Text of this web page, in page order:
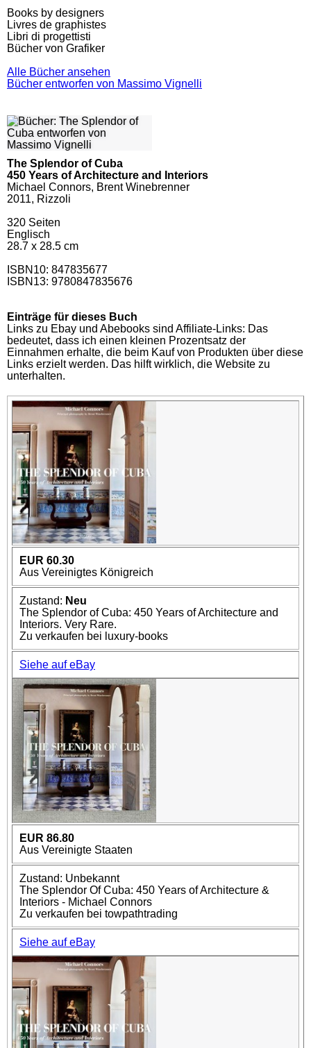
Books by designers
Livres de graphistes
Libri di progettisti
Bücher von Grafiker
Alle Bücher ansehen
Bücher entworfen von Massimo Vignelli
The Splendor of Cuba
450 Years of Architecture and Interiors
Michael Connors, Brent Winebrenner
2011, Rizzoli
320 Seiten
Englisch
28.7 x 28.5 cm
ISBN10: 847835677
ISBN13: 9780847835676
Einträge für dieses Buch
Links zu Ebay und Abebooks sind Affiliate-Links: Das
bedeutet, dass ich einen kleinen Prozentsatz der
Einnahmen erhalte, die beim Kauf von Produkten über diese
Links erzielt werden. Das hilft wirklich, die Website zu
unterhalten.
EUR 60.30
Aus Vereinigtes Königreich
Zustand: Neu
The Splendor of Cuba: 450 Years of Architecture and
Interiors. Very Rare.
Zu verkaufen bei luxury-books
Siehe auf eBay
EUR 86.80
Aus Vereinigte Staaten
Zustand: Unbekannt
The Splendor Of Cuba: 450 Years of Architecture &
Interiors - Michael Connors
Zu verkaufen bei towpathtrading
Siehe auf eBay